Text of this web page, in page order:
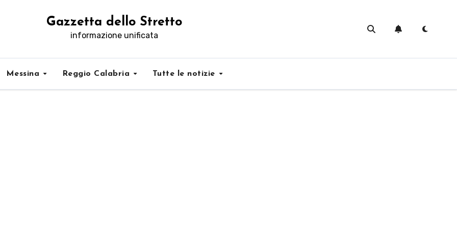
Gazzetta dello Stretto
informazione unificata
Messina Reggio Calabria Tutte le notizie